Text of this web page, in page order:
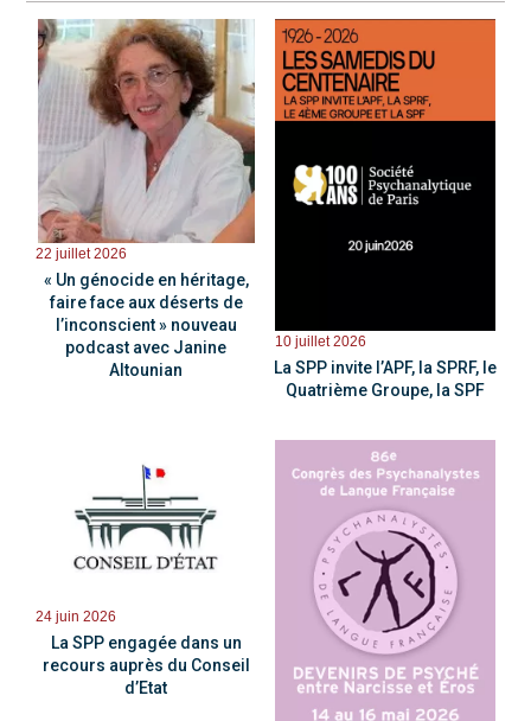
22 juillet 2026
« Un génocide en héritage,
faire face aux déserts de
l’inconscient » nouveau
podcast avec Janine
Altounian
10 juillet 2026
La SPP invite l’APF, la SPRF, le
Quatrième Groupe, la SPF
24 juin 2026
La SPP engagée dans un
recours auprès du Conseil
d’Etat